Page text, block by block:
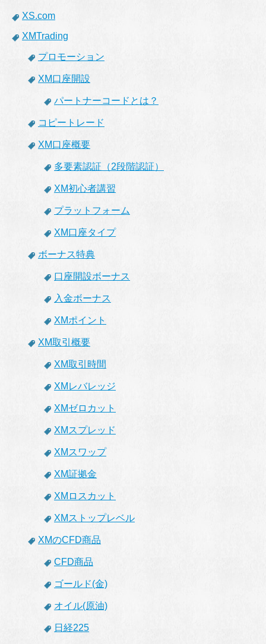
XS.com
XMTrading
プロモーション
XM口座開設
パートナーコードとは？
コピートレード
XM口座概要
多要素認証（2段階認証）
XM初心者講習
プラットフォーム
XM口座タイプ
ボーナス特典
口座開設ボーナス
入金ボーナス
XMポイント
XM取引概要
XM取引時間
XMレバレッジ
XMゼロカット
XMスプレッド
XMスワップ
XM証拠金
XMロスカット
XMストップレベル
XMのCFD商品
CFD商品
ゴールド(金)
オイル(原油)
日経225